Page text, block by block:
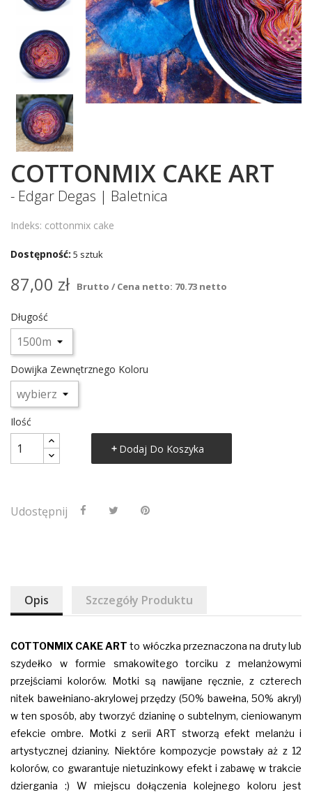
COTTONMIX CAKE ART
- Edgar Degas | Baletnica
Indeks: cottonmix cake
Dostępność: 5 sztuk
87,00 zł Brutto / Cena netto: 70.73 netto
Długość
Dowijka Zewnętrznego Koloru
Ilość
Dodaj Do Koszyka
Udostępnij
Opis Szczegóły Produktu
COTTONMIX CAKE ART to włóczka przeznaczona na druty lub
szydełko w formie smakowitego torciku z melanżowymi
przejściami kolorów. Motki są nawijane ręcznie, z czterech
nitek bawełniano-akrylowej przędzy (50% bawełna, 50% akryl)
w ten sposób, aby tworzyć dzianinę o subtelnym, cieniowanym
efekcie ombre. Motki z serii ART stworzą efekt melanżu i
artystycznej dzianiny. Niektóre kompozycje powstały aż z 12
kolorów, co gwarantuje nietuzinkowy efekt i zabawę w trakcie
dziergania :) W miejscu dołączenia kolejnego koloru jest